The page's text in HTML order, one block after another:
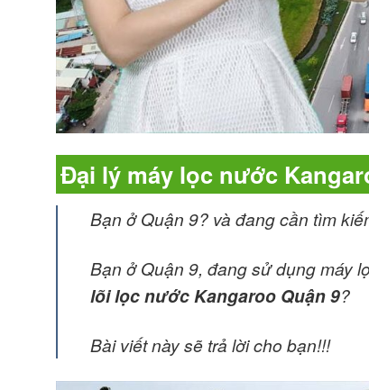
Đại lý máy lọc nước
Bạn ở Quận 9? và đang cần tìm
Bạn ở Quận 9, đang sử dụng máy
lõi lọc nước Kangaroo Quận 9?
Bài viết này sẽ trả lời cho bạn!!!